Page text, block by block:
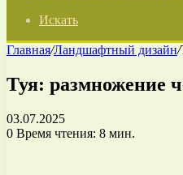
Искать
Главная/Ландшафтный дизайн/
Туя: размножение
03.07.2025
0 Время чтения: 8 мин.